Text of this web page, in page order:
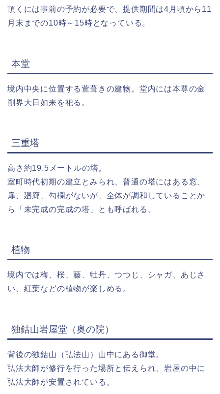
頂くには事前の予約が必要で、提供期間は4月頃から11
月末までの10時～15時となっている。
本堂
境内中央に位置する萱葺きの建物。堂内には本尊の金
剛界大日如来を祀る。
三重塔
高さ約19.5メートルの塔。
室町時代初期の建立とみられ、普通の塔にはある窓、
扉、廻廊、勾欄がないが、全体が調和していることか
ら「未完成の完成の塔」とも呼ばれる。
植物
境内では梅、桜、藤、牡丹、つつじ、シャガ、あじさ
い、紅葉などの植物が楽しめる。
独鈷山岩屋堂（奥の院）
背後の独鈷山（弘法山）山中にある御堂。
弘法大師が修行を行った場所と伝えられ、岩屋の中に
弘法大師が安置されている。